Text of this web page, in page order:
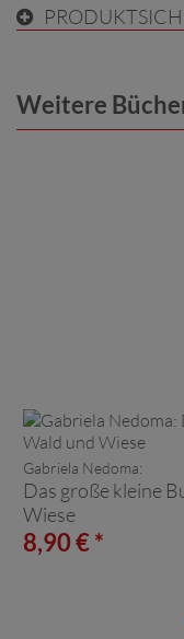
Weitere
Gabriela Nedoma:
Das große kleine
Wiese
8,90 € *